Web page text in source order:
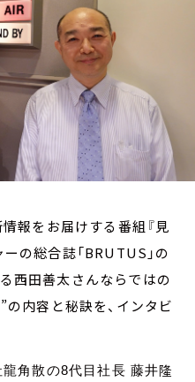
報をお届けする番組『見
の総合誌「BRUTUS」の
西田善太さんならではの
の内容と秘訣を、インタビ
角散の8代目社長 藤井隆